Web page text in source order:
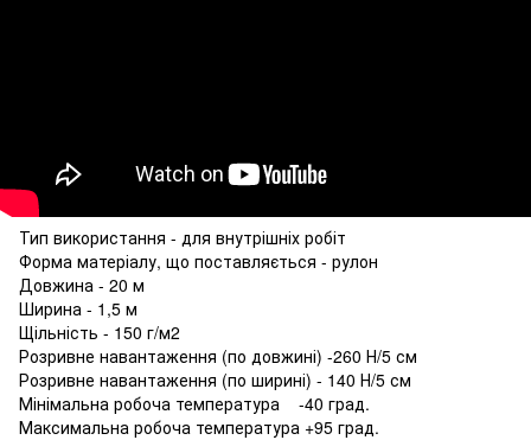
Тип використання - для внутрішніх робіт
Форма матеріалу, що поставляється - рулон
Довжина - 20 м
Ширина - 1,5 м
Щільність - 150 г/м2
Розривне навантаження (по довжині) -260 Н/5 см
Розривне навантаження (по ширині) - 140 Н/5 см
Мінімальна робоча температура -40 град.
Максимальна робоча температура +95 град.